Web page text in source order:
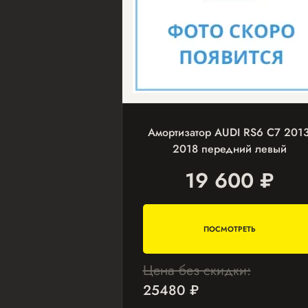
Амортизатор AUDI RS6 С7
2018 передний левый
19 600 ₽
ПОСМОТРЕТЬ
Цена без скидки:
25480 ₽